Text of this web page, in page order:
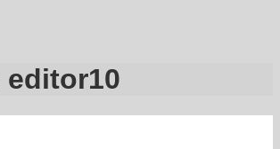
editor10